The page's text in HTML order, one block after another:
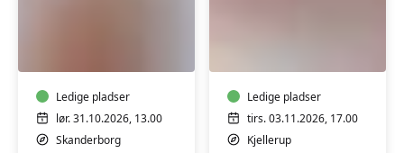
Ledige pladser
lør. 31.10.2026, 13.00
Skanderborg
(SOLA)
-
Kjellerup
Ledige pladser
tirs. 03.11.2026, 17.00
Kjellerup